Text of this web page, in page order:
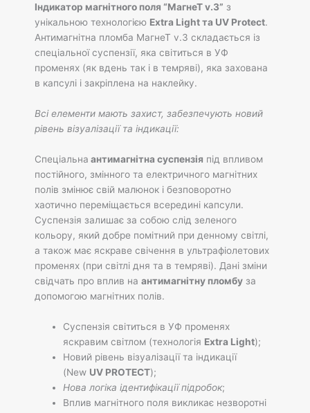
Індикатор магнітного поля “МагнеТ v.3” з
унікальною технологією Extra Light та UV Protect.
Антимагнітна пломба МагнеТ v.3 складається із
спеціальної суспензії, яка світиться в УФ
променях (як вдень так і в темряві), яка захована
в капсулі і закріплена на наклейку.
Всі елементи мають захист, забезпечують новий
рівень візуалізації та індикації:
Спеціальна антимагнітна суспензія під впливом
постійного, змінного та електричного магнітних
полів змінює свій малюнок і безповоротно
хаотично переміщається всередині капсули.
Суспензія залишає за собою слід зеленого
кольору, який добре помітний при денному світлі,
а також має яскраве свічення в ультрафіолетових
променях (при світлі дня та в темряві). Дані зміни
свідчать про вплив на антимагнітну пломбу за
допомогою магнітних полів.
Суспензія світиться в УФ променях
яскравим світлом (технологія Extra Light);
Новий рівень візуалізації та індикації
(New UV PROTECT);
Нова логіка ідентифікації підробок;
Вплив магнітного поля викликає незворотні